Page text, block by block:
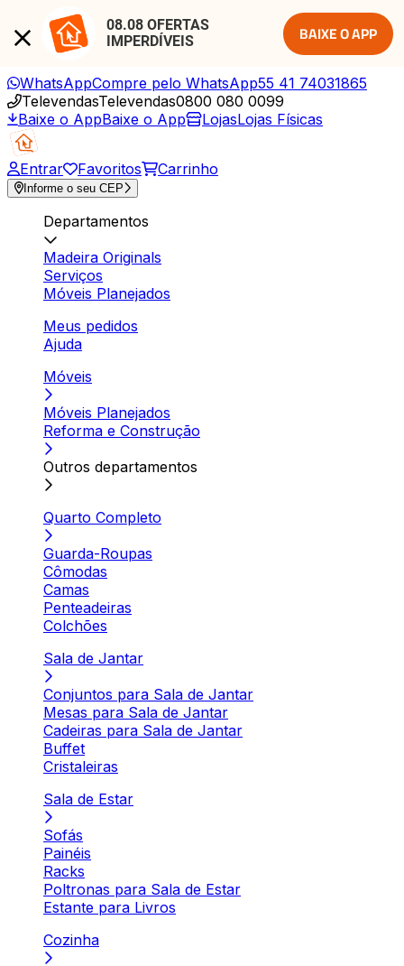
08.08 OFERTAS
IMPERDÍVEIS
BAIXE O APP
WhatsAppCompre pelo WhatsApp55 41 74031865
TelevendasTelevendas0800 080 0099
Baixe o AppBaixe o App LojasLojas Físicas
Entrar Favoritos Carrinho
Informe o seu CEP
Departamentos
Madeira Originals
Serviços
Móveis Planejados
Meus pedidos
Ajuda
Móveis
Móveis Planejados
Reforma e Construção
Outros departamentos
Quarto Completo
Guarda-Roupas
Cômodas
Camas
Penteadeiras
Colchões
Sala de Jantar
Conjuntos para Sala de Jantar
Mesas para Sala de Jantar
Cadeiras para Sala de Jantar
Buffet
Cristaleiras
Sala de Estar
Sofás
Painéis
Racks
Poltronas para Sala de Estar
Estante para Livros
Cozinha